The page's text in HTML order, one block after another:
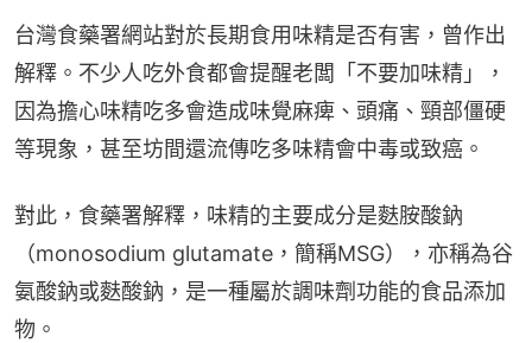
台灣食藥署網站對於長期食用味精是否有害，曾作出
解釋。不少人吃外食都會提醒老闆「不要加味精」，
因為擔心味精吃多會造成味覺麻痺、頭痛、頸部僵硬
等現象，甚至坊間還流傳吃多味精會中毒或致癌。
對此，食藥署解釋，味精的主要成分是麩胺酸鈉
（monosodium glutamate，簡稱MSG），亦稱為谷
氨酸鈉或麩酸鈉，是一種屬於調味劑功能的食品添加
物。